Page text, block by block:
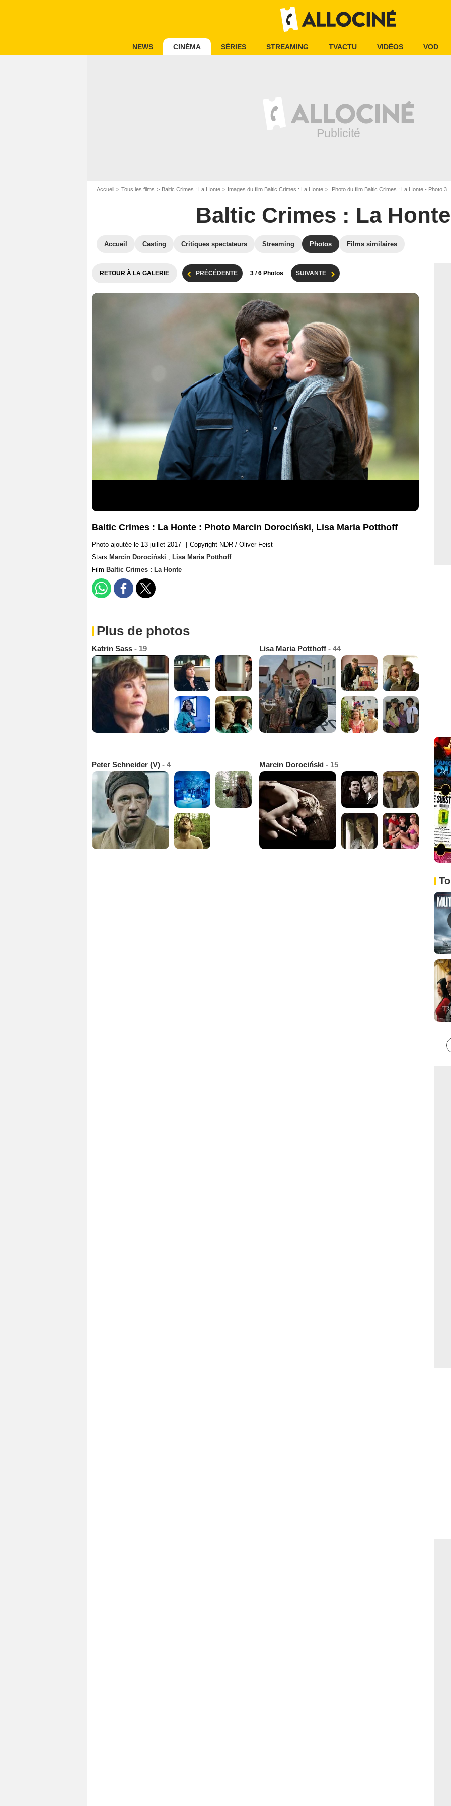
NEWS CINÉMA SÉRIES STREAMING TVACTU VIDÉOS VOD
Accueil Tous les films Baltic Crimes : La Honte Images du film Baltic Crimes : La Honte Photo du film Baltic Crimes : La Honte - Photo 3
Baltic Crimes : La Honte
Accueil Casting Critiques spectateurs Streaming Photos Films similaires
RETOUR À LA GALERIE PRÉCÉDENTE 3 / 6 Photos SUIVANTE
Baltic Crimes : La Honte : Photo Marcin Dorociński, Lisa Maria Potthoff
Photo ajoutée le 13 juillet 2017
Copyright NDR / Oliver Feist
Stars Marcin Dorociński , Lisa Maria Potthoff
Film Baltic Crimes : La Honte
Plus de photos
Katrin Sass - 19 Lisa Maria Potthoff - 44
Peter Schneider (V) - 4 Marcin Dorociński - 15